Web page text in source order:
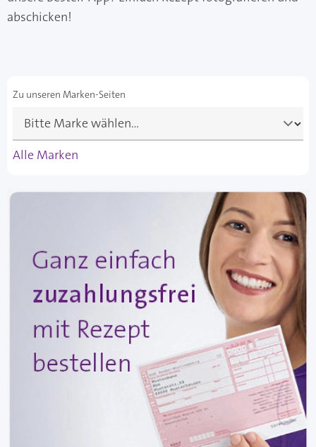
abschicken!
Zu unseren Marken-Seiten
Alle Marken